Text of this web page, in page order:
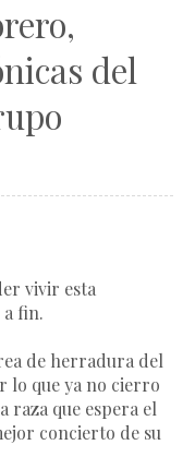
del
vivir esta
fin.
de herradura del
lo que ya no cierro
raza que espera el
concierto de su